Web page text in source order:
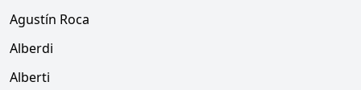
Agustín Roca
Alberdi
Alberti